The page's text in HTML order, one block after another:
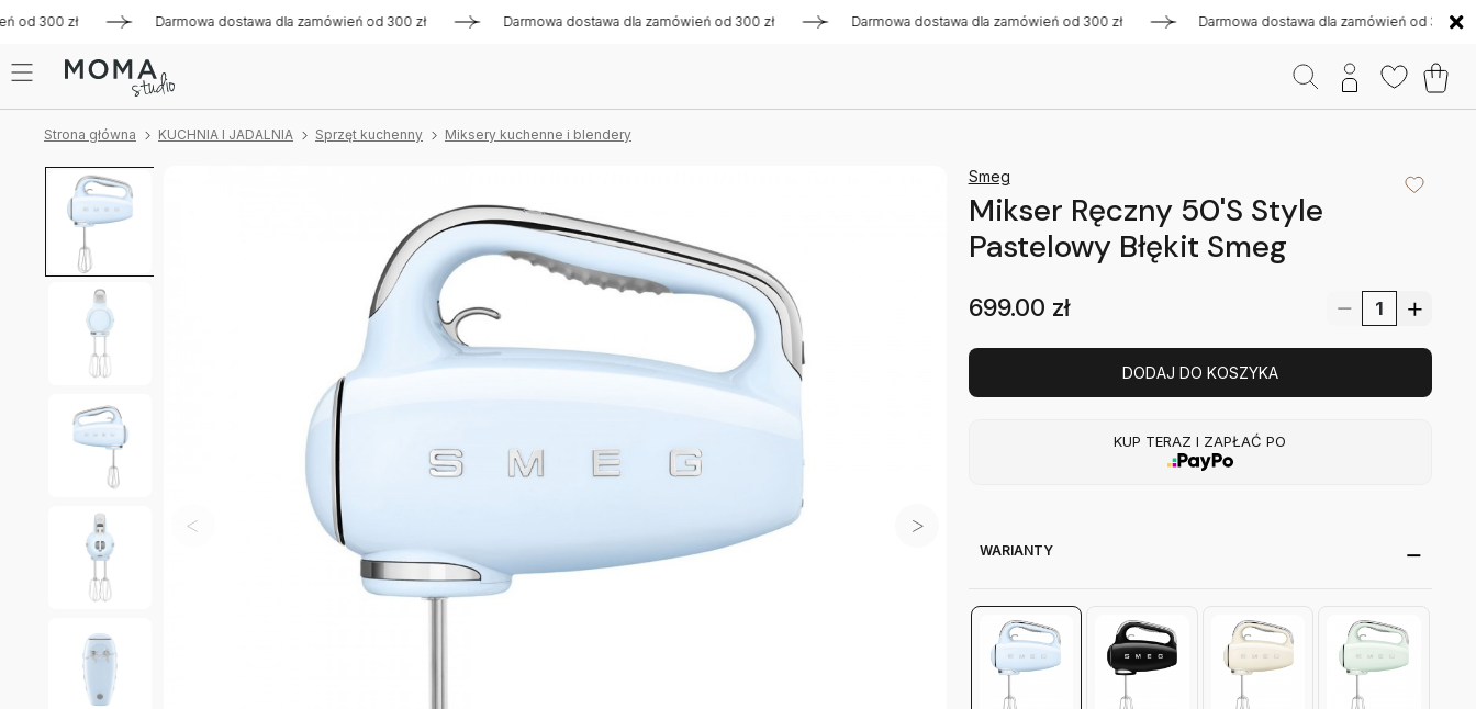
300 zł Darmowa dostawa dla zamówień od 300 zł Darmowa dostawa dla zamówień od 300 zł Darmowa dostawa dla zamówień od 300 zł Darmowa dostawa dla zamówień od 300 zł
Strona główna KUCHNIA I JADALNIA Sprzęt kuchenny Miksery kuchenne i blendery
Smeg
Mikser Ręczny 50'S Style
Pastelowy Błękit Smeg
699.00 zł
DODAJ DO KOSZYKA
KUP TERAZ I ZAPŁAĆ PO
WARIANTY